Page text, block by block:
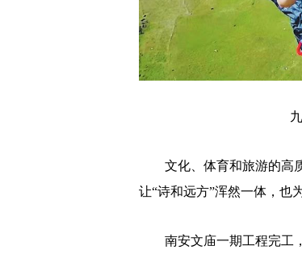
九都
文化、体育和旅游的高质
让“诗和远方”浑然一体，也
南安文庙一期工程完工，